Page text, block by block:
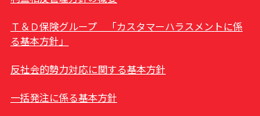
Ｔ＆Ｄ保険グループ 「カスタマーハラスメントに係
る基本方針」
反社会的勢力対応に関する基本方針
一括発注に係る基本方針